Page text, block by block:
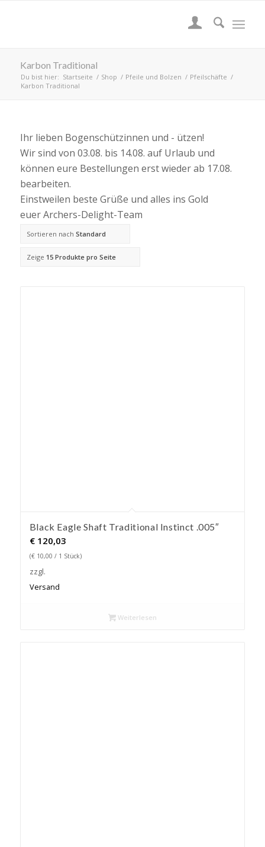
Karbon Traditional
Du bist hier: Startseite / Shop / Pfeile und Bolzen / Pfeilschäfte /
Karbon Traditional
Ihr lieben Bogenschützinnen und - ützen!
Wir sind von 03.08. bis 14.08. auf Urlaub und
können eure Bestellungen erst wieder ab 17.08.
bearbeiten.
Einstweilen beste Grüße und alles ins Gold
euer Archers-Delight-Team
Sortieren nach Standard
Zeige 15 Produkte pro Seite
Black Eagle Shaft Traditional Instinct .005″
€120,03
(€10,00 / 1 Stück)
zzgl.
Versand
Weiterlesen